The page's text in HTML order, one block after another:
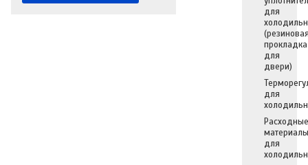
для
прокладка
для
двери)
для
Расходные
материалы
для